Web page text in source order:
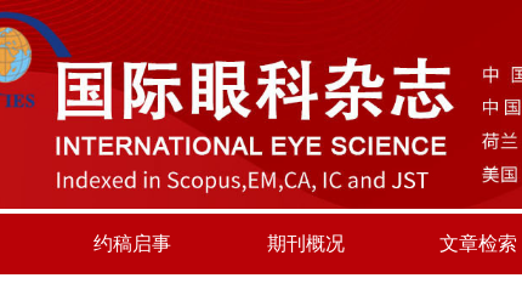
约稿启事 期刊概况 文章检索